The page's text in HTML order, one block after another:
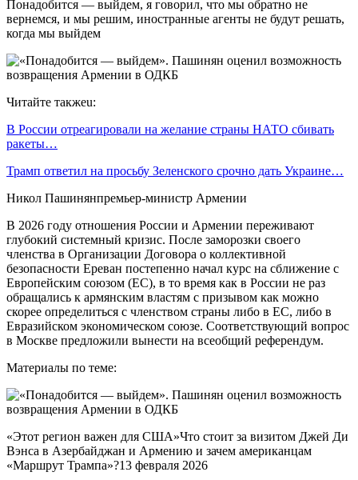
Понадобится — выйдем, я говорил, что мы обратно не
вернемся, и мы решим, иностранные агенты не будут решать,
когда мы выйдем
Читайте такжеu:
В России отреагировали на желание страны НАТО сбивать
ракеты…
Трамп ответил на просьбу Зеленского срочно дать Украине…
Никол Пашинянпремьер-министр Армении
В 2026 году отношения России и Армении переживают
глубокий системный кризис. После заморозки своего
членства в Организации Договора о коллективной
безопасности Ереван постепенно начал курс на сближение с
Европейским союзом (ЕС), в то время как в России не раз
обращались к армянским властям с призывом как можно
скорее определиться с членством страны либо в ЕС, либо в
Евразийском экономическом союзе. Соответствующий вопрос
в Москве предложили вынести на всеобщий референдум.
Материалы по теме:
«Этот регион важен для США»Что стоит за визитом Джей Ди
Вэнса в Азербайджан и Армению и зачем американцам
«Маршрут Трампа»?13 февраля 2026